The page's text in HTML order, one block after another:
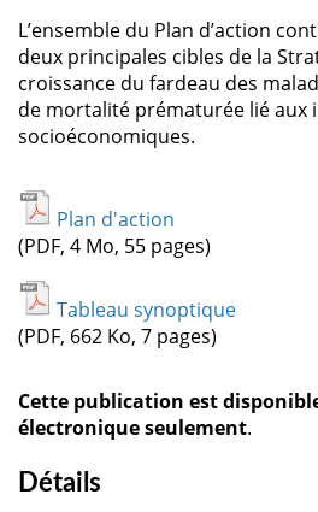
L’ensemble du Plan d’action
deux principales cibles de la
croissance du fardeau des
de mortalité prématurée lié aux
socioéconomiques.
Plan d'action
(PDF, 4 Mo, 55 pages)
Tableau synoptique
(PDF, 662 Ko, 7 pages)
Cette publication est
électronique seulement.
Détails